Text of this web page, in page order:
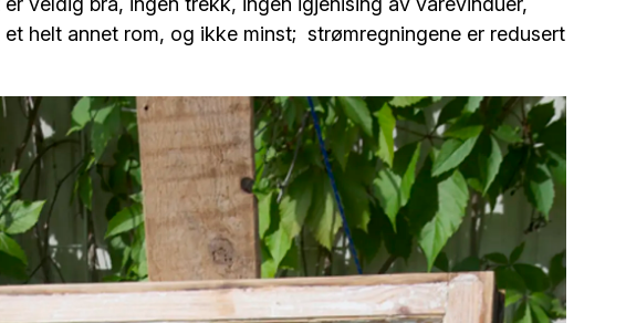
helt annet rom, og ikke minst; strømregningene er redusert